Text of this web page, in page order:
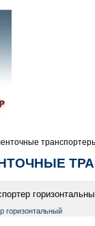
горизонтальный